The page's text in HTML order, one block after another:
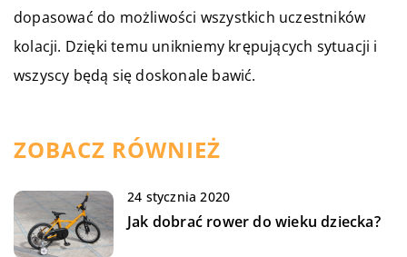
dopasować do możliwości wszystkich uczestników
kolacji. Dzięki temu unikniemy krępujących sytuacji i
wszyscy będą się doskonale bawić.
ZOBACZ RÓWNIEŻ
24 stycznia 2020
Jak dobrać rower do wieku dziecka?